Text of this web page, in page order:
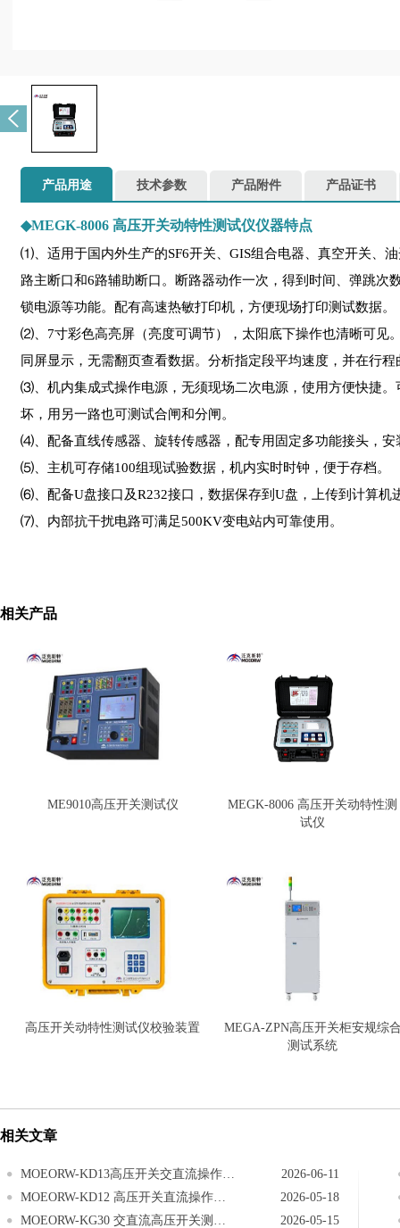
产品用途 技术参数 产品附件 产品证书
◆MEGK-8006 高压开关动特性测试仪仪器特点
⑴、适用于国内外生产的SF6开关、GIS组合电器、真空开关、
路主断口和6路辅助断口。断路器动作一次，得到时间、弹跳
锁电源等功能。配有高速热敏打印机，方便现场打印测试数据。
⑵、7寸彩色高亮屏（亮度可调节），太阳底下操作也清晰可见
同屏显示，无需翻页查看数据。分析指定段平均速度，并在行
⑶、机内集成式操作电源，无须现场二次电源，使用方便快捷
坏，用另一路也可测试合闸和分闸。
⑷、配备直线传感器、旋转传感器，配专用固定多功能接头，
⑸、主机可存储100组现试验数据，机内实时时钟，便于存档。
⑹、配备U盘接口及R232接口，数据保存到U盘，上传到计算机
⑺、内部抗干扰电路可满足500KV变电站内可靠使用。
相关产品
ME9010高压开关测试仪
MEGK-8006 高压开关动特性测
试仪
高压开关动特性测试仪校验装置
MEGA-ZPN高压开关柜安规综
测试系统
相关文章
MOEORW-KD13高压开关交直流操作电源交流电源操作
2026-06-11
MOEORW-KD12 高压开关直流操作电源现场接线
2026-05-18
MOEORW-KG30 交直流高压开关测试系统仪器送检说明
2026-05-15